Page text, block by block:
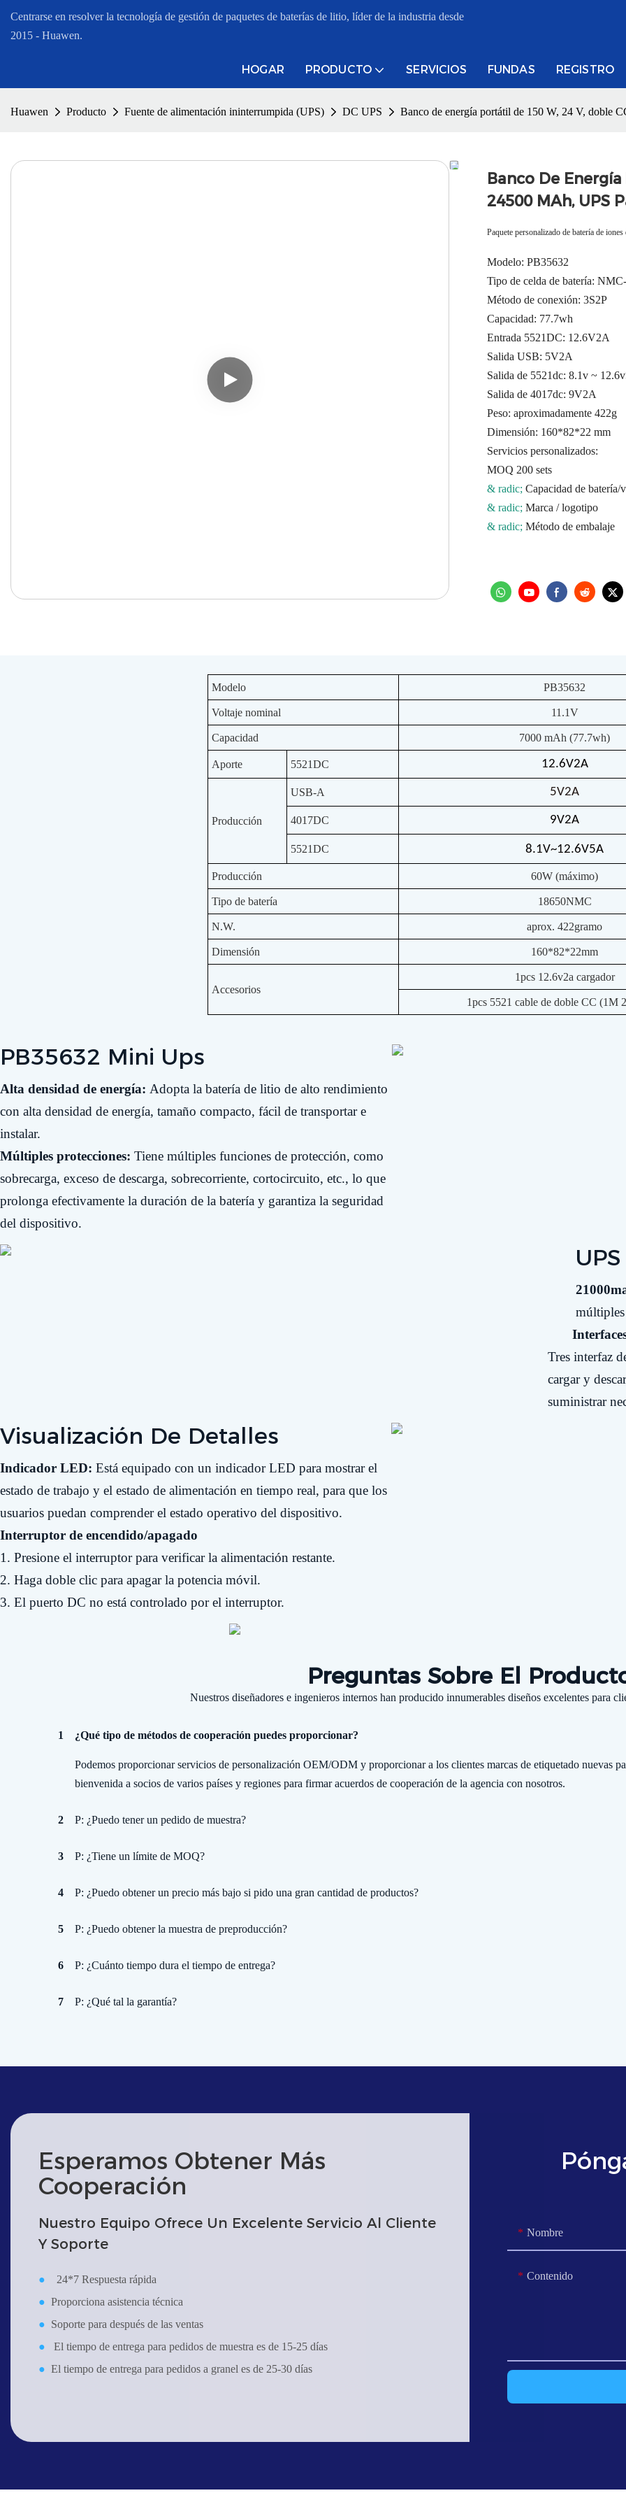
Centrarse en resolver la tecnología de gestión de paquetes de baterías de litio, líder de la industria desde
2015 - Huawen.
HOGAR PRODUCTO SERVICIOS FUNDAS REGISTRO
Huawen Producto Fuente de alimentación ininterrumpida (UPS) DC UPS Banco de energía portátil de 150 W, 24 V, doble
Banco De
24500 MAh, UPS
Paquete personalizado de batería de
Modelo: PB35632
Tipo de celda de batería:
Método de conexión: 3S2P
Capacidad: 77.7wh
Entrada 5521DC: 12.6V2A
Salida USB: 5V2A
Salida de 5521dc: 8.1v ~
Salida de 4017dc: 9V2A
Peso: aproximadamente 422g
Dimensión: 160*82*22 mm
Servicios personalizados:
MOQ 200 sets
& radic; Capacidad de batería/
& radic; Marca / logotipo
& radic; Método de embalaje
Modelo PB35632
Voltaje nominal 11.1V
Capacidad 7000 mAh (77.7wh)
Aporte 5521DC 12.6V2A
Producción
USB-A 5V2A
4017DC 9V2A
5521DC 8.1V~12.6V5A
Producción 60W (máximo)
Tipo de batería 18650NMC
N.W. aprox. 422gramo
Dimensión 160*82*22mm
Accesorios
1pcs 12.6v2a cargador
1pcs 5521 cable de doble CC (1M
PB35632 Mini Ups
Alta densidad de energía: Adopta la batería de litio de alto rendimiento
con alta densidad de energía, tamaño compacto, fácil de transportar e
instalar.
Múltiples protecciones: Tiene múltiples funciones de protección, como
sobrecarga, exceso de descarga, sobrecorriente, cortocircuito, etc., lo que
prolonga efectivamente la duración de la batería y garantiza la seguridad
del dispositivo.
Tres interfaz
cargar y
suministrar
Visualización De Detalles
Indicador LED: Está equipado con un indicador LED para mostrar el
estado de trabajo y el estado de alimentación en tiempo real, para que los
usuarios puedan comprender el estado operativo del dispositivo.
Interruptor de encendido/apagado
1. Presione el interruptor para verificar la alimentación restante.
2. Haga doble clic para apagar la potencia móvil.
3. El puerto DC no está controlado por el interruptor.
Preguntas Sobre El
Nuestros diseñadores e ingenieros internos han producido innumerables diseños excelentes para
1 ¿Qué tipo de métodos de cooperación puedes proporcionar?
Podemos proporcionar servicios de personalización OEM/ODM y proporcionar a los clientes marcas de etiquetado nuevas
bienvenida a socios de varios países y regiones para firmar acuerdos de cooperación de la agencia con nosotros.
2 P: ¿Puedo tener un pedido de muestra?
3 P: ¿Tiene un límite de MOQ?
4 P: ¿Puedo obtener un precio más bajo si pido una gran cantidad de productos?
5 P: ¿Puedo obtener la muestra de preproducción?
6 P: ¿Cuánto tiempo dura el tiempo de entrega?
7 P: ¿Qué tal la garantía?
Esperamos Obtener Más
Cooperación
Nuestro Equipo Ofrece Un Excelente Servicio Al Cliente
Y Soporte
●
24*7 Respuesta rápida
●Proporciona asistencia técnica
● Soporte para después de las ventas
●
El tiempo de entrega para pedidos de muestra es de 15-25 días
●El tiempo de entrega para pedidos a granel es de 25-30 días
Nombre
Contenido